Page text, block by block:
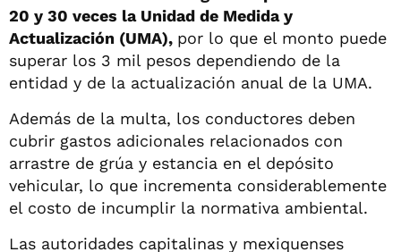
20 y 30 veces la Unidad de Medida y
Actualización (UMA), por lo que el monto puede
superar los 3 mil pesos dependiendo de la
entidad y de la actualización anual de la UMA.
Además de la multa, los conductores deben
cubrir gastos adicionales relacionados con
arrastre de grúa y estancia en el depósito
vehicular, lo que incrementa considerablemente
el costo de incumplir la normativa ambiental.
Las autoridades capitalinas y mexiquenses